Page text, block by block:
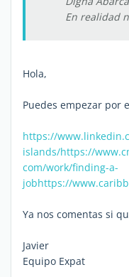
En realidad
Hola,
Puedes empezar por
https://
islands/https://
com/work/finding-a-
jobhttps://
Ya nos comentas si
Javier
Equipo Expat